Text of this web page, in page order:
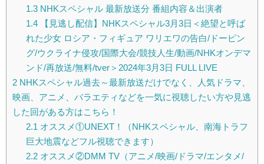
1.3NHKスペシャル 最新放送分 番組内容＆出演者
1.4【見逃し配信】NHKスペシャル3月3日＜絶望と呼ば
れた少女 ロシア・フィギュア ワリエワの告白/ドーピン
グ/ウクライナ侵攻/国際大会/競技人生/動画/NHKオンデマ
ンド/再放送/無料/tver＞2024年3月3日 FULL LIVE
2 NHKスペシャル過去～最新放送だけでなく、人気ドラマ、
映画、アニメ、バラエティなどを一気に視聴したい方や見逃
した回がある方はこちら！
2.1 オススメ①UNEXT！（NHKスペシャル、南海トラフ
巨大地震などフル視聴できます）
2.2オススメ②DMM TV（アニメ/映画/ドラマ/エンタメ/